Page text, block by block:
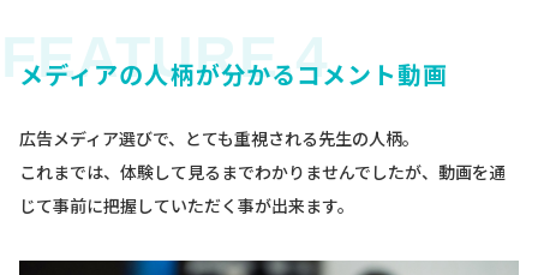
メディアの人柄が分かるコメント動画
広告メディア選びで、とても重視される先生の人柄。
これまでは、体験して見るまでわかりませんでしたが、動画を通
じて事前に把握していただく事が出来ます。